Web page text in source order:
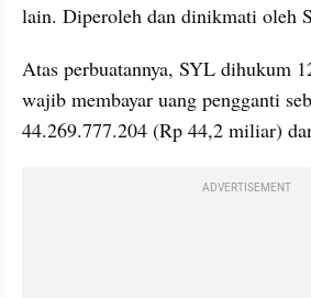
lain. Diperoleh dan dinikmati oleh
Atas perbuatannya, SYL dihukum
wajib membayar uang pengganti
44.269.777.204 (Rp 44,2 miliar)
ADVERTISEMENT